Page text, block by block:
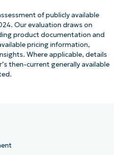
of publicly available
Our evaluation draws on
product documentation and
pricing information,
Where applicable, details
then-current generally available